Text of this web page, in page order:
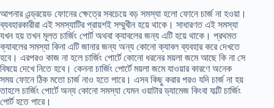
আপনার এন্ড্রয়েড ফোনের ক্ষেত্রে সবচেয়ে বড় সমস্যা হলো ফোনে চার্জ না হওয়া।
ব্যবহারকারীরা এই সমস্যাটির প্রায়শই সম্মুখীন হয়ে থাকে। সাধারণত এই সমস্যা
যখন হয় তখন মূলত চার্জিং পোর্ট অথবা ক্যাবলের জন্য এটি হয়ে থাকে। প্রথমত
ক্যাবলের সমস্যা কিনা এটি জানার জন্য অন্য কোনো ক্যাবল ব্যবহার করে দেখতে
হবে। এরপরও কাজ না হলে চার্জিং পোর্টে কোনো ধরনের ময়লা জমে আছে কি না সে
বিষয়ে দেখে নিতে হবে। কেননা চার্জিং পোর্টে ময়লা জমে যাওয়ার কারণে অনেক
সময় ফোনে ঠিক মতো চার্জ নাও হতে পারে। এসব কিছু করার পরও যদি চার্জ না হয়
তাহলে চার্জিং পোর্টে অন্য কোনো সমস্যা যেমন ওয়াটার ড্যামেজ কিংবা ফল্টি চার্জিং
পোর্ট হতে পারে।